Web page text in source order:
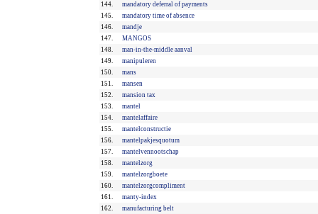
144.
mandatory deferral of payments
145.
mandatory time of absence
146.
mandje
147.
MANGOS
148.
man-in-the-middle aanval
149.
manipuleren
150.
mans
151.
mansen
152.
mansion tax
153.
mantel
154.
mantelaffaire
155.
mantelconstructie
156.
mantelpakjesquotum
157.
mantelvennootschap
158.
mantelzorg
159.
mantelzorgboete
160.
mantelzorgcompliment
161.
manty-index
162.
manufacturing belt